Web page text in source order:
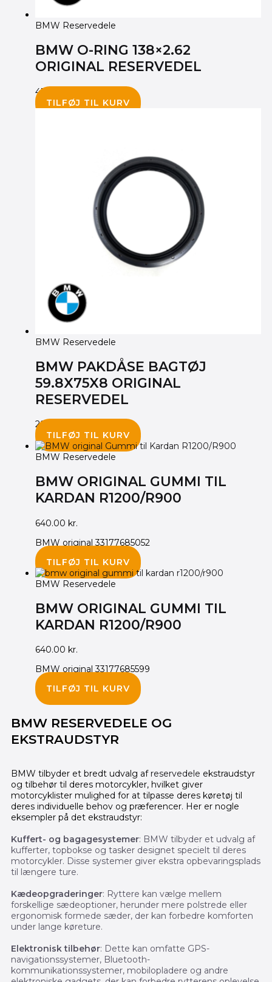
BMW Reservedele
BMW O-RING 138×2.62
ORIGINAL RESERVEDEL
45.00
TILFØJ TIL KURV
BMW Reservedele
BMW PAKDÅSE BAGTØJ
59.8X75X8 ORIGINAL
RESERVEDEL
295.00
TILFØJ TIL KURV
BMW Reservedele
BMW ORIGINAL GUMMI TIL
KARDAN R1200/R900
640.00 kr.
BMW original 33177685052
TILFØJ TIL KURV
BMW Reservedele
BMW ORIGINAL GUMMI TIL
KARDAN R1200/R900
640.00 kr.
BMW original 33177685599
TILFØJ TIL KURV
BMW RESERVEDELE OG
EKSTRAUDSTYR
BMW tilbyder et bredt udvalg af reservedele ekstraudstyr
og tilbehør til deres motorcykler, hvilket giver
motorcyklister mulighed for at tilpasse deres køretøj til
deres individuelle behov og præferencer. Her er nogle
eksempler på det ekstraudstyr:
Kuffert- og bagagesystemer: BMW tilbyder et udvalg af
kufferter, topbokse og tasker designet specielt til deres
motorcykler. Disse systemer giver ekstra opbevaringsplads
til længere ture.
Kædeopgraderinger: Ryttere kan vælge mellem
forskellige sædeoptioner, herunder mere polstrede eller
ergonomisk formede sæder, der kan forbedre komforten
under lange køreture.
Elektronisk tilbehør: Dette kan omfatte GPS-
navigationssystemer, Bluetooth-
kommunikationssystemer, mobilopladere og andre